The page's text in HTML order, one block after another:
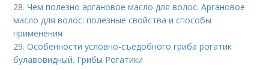
28.Чем полезно аргановое масло для волос. Аргановое
масло для волос: полезные свойства и способы
применения
29.Особенности условно-съедобного гриба рогатик
булавовидный. Грибы Рогатики